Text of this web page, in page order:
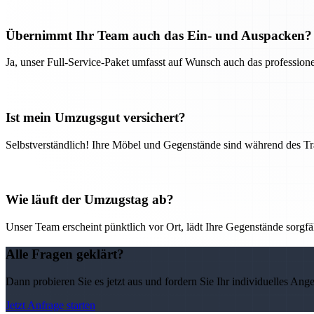
Übernimmt Ihr Team auch das Ein- und Auspacken?
Ja, unser Full-Service-Paket umfasst auf Wunsch auch das
Ist mein Umzugsgut versichert?
Selbstverständlich! Ihre Möbel und Gegenstände sind während des
Wie läuft der Umzugstag ab?
Unser Team erscheint pünktlich vor Ort, lädt Ihre Gegenstände
Alle Fragen geklärt?
Dann probieren Sie es jetzt aus und fordern Sie Ihr individuelles
Jetzt Anfrage starten